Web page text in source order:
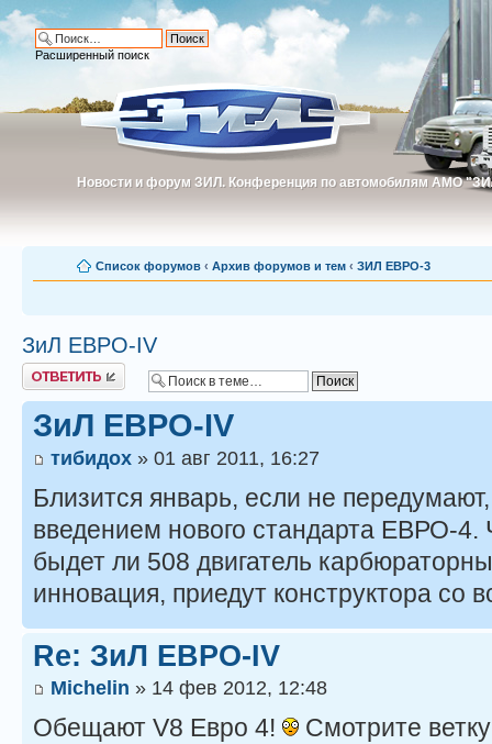
Новости и форум ЗИЛ. Конференция по автомобилям АМО
Новости и форум ЗИЛ. Конференция по автомобилям АМО
Расширенный поиск
Список форумов ‹ Архив форумов и тем ‹ ЗИЛ ЕВРО-3
ЗиЛ ЕВРО-IV
Ответить
ЗиЛ ЕВРО-IV
тибидох » 01 авг 2011, 16:27
Близится январь, если не
введением нового стандарта ЕВРО-
быдет ли 508 двигатель
инновация, приедут конструктора со
Re: ЗиЛ ЕВРО-IV
Michelin » 14 фев 2012, 12:48
Обещают V8 Евро 4! Смотрите